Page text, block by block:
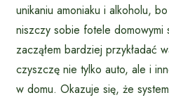
unikaniu amoniaku i alkoholu,
niszczy sobie fotele domowymi
zacząłem bardziej przykładać
czyszczę nie tylko auto, ale i
w domu. Okazuje się, że